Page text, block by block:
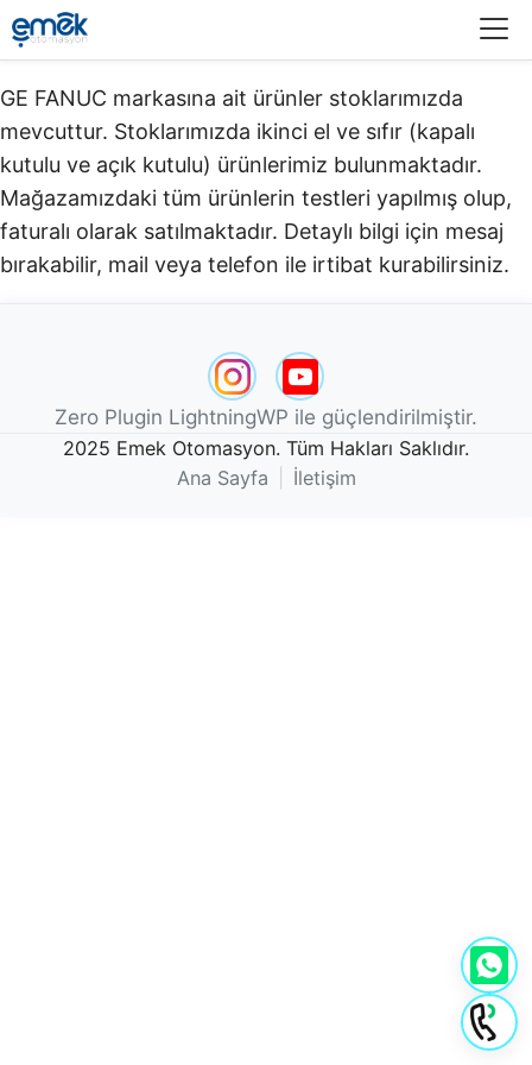
GE FANUC markasına ait ürünler stoklarımızda
mevcuttur. Stoklarımızda ikinci el ve sıfır (kapalı
kutulu ve açık kutulu) ürünlerimiz bulunmaktadır.​
Mağazamızdaki tüm ürünlerin testleri yapılmış olup,
faturalı olarak satılmaktadır. Detaylı bilgi için mesaj
bırakabilir, mail veya telefon ile irtibat kurabilirsiniz.
Zero Plugin LightningWP ile güçlendirilmiştir.
2025 Emek Otomasyon. Tüm Hakları Saklıdır.
Ana Sayfa
İletişim